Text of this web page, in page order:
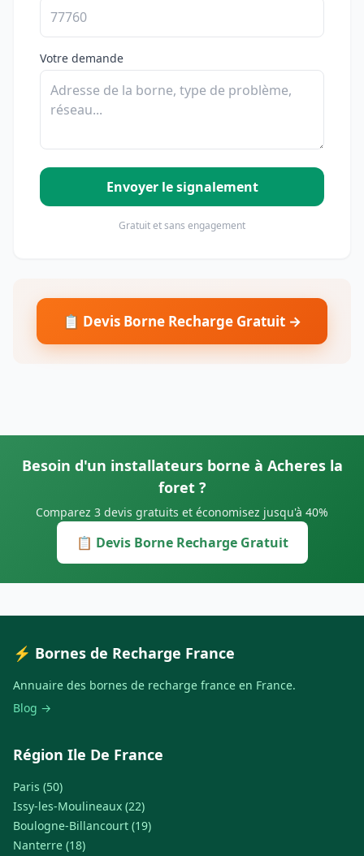
Votre demande
Envoyer le signalement
Gratuit et sans engagement
📋 Devis Borne Recharge Gratuit →
Besoin d'un installateurs borne à Acheres la
foret ?
Comparez 3 devis gratuits et économisez jusqu'à 40%
📋 Devis Borne Recharge Gratuit
⚡ Bornes de Recharge France
Annuaire des bornes de recharge france en France.
Blog →
Région Ile De France
Paris (50)
Issy-les-Moulineaux (22)
Boulogne-Billancourt (19)
Nanterre (18)